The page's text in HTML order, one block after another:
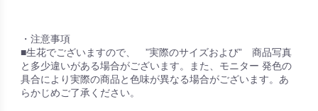
・注意事項
■生花でございますので、 ”実際のサイズおよび” 商品写真
と多少違いがある場合がございます。また、モニター 発色の
具合により実際の商品と色味が異なる場合がございます。あ
らかじめご了承ください。